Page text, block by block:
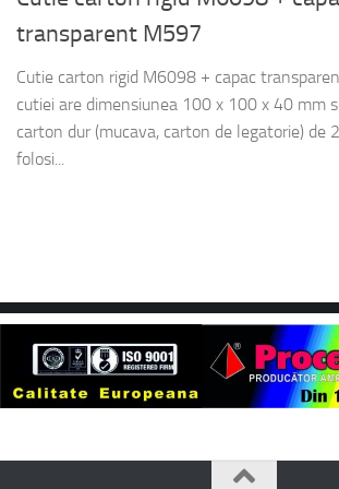
transparent M597
Cutie carton rigid M6098 + capac
cutiei are dimensiunea 100 x 100 x 40 mm
carton dur (mucava, carton de legatorie) de
folosi...